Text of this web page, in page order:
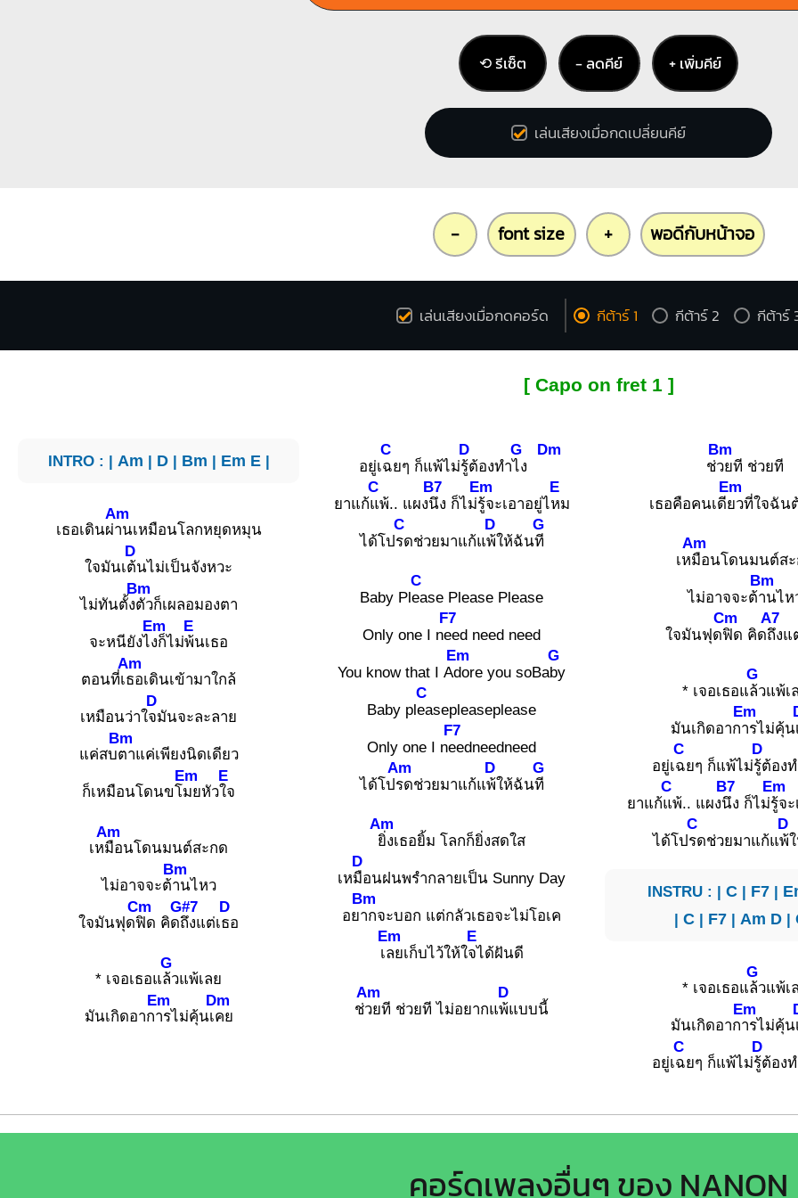
2 3
⟲ รีเซ็ต − ลดคีย์ + เพิ่มคีย์
เล่นเสียงเมื่อกดเปลี่ยนคีย์
- font size + พอดีกับหน้าจอ
เล่นเสียงเมื่อกดคอร์ด กีต้าร์ 1 กีต้าร์ 2 กีต้าร์
[ Capo on fret 1 ]
INTRO : | Am | D| Bm | Em E|
เธอเดินผ่
Am
านเหมือนโลกหยุดหมุน
ใจมันเ
D
ต้นไม่เป็นจังหวะ
ไม่ทันตั้ง
Bm
ตัวก็เผลอมองตา
จะหนียังไ
Em
งก็ไม่
E
พ้นเธอ
ตอนที่เ
Am
ธอเดินเข้ามาใกล้
เหมือนว่าใ
D
จมันจะละลาย
แค่สบ
Bm
ตาแค่เพียงนิดเดียว
ก็เหมือนโดนขโ
Em
มยหัว
E
ใจ
เห
Am
มือนโดนมนต์สะกด
ไม่อาจจะต้
Bm
านไหว
ใจมันฟุด
Cm
ฟิด คิด
G#7
ถึงแต่เ
D
ธอ
* เจอเธอแ
G
ล้วแพ้เลย
มันเกิดอาก
Em
ารไม่คุ้นเ
Dm
คย
อยู่เ
C
ฉยๆ ก็แพ้ไม่
D
รู้ต้องทำ
G
ไง
Dm
ยาแก้
C
แพ้.. แผง
B7
นึง ก็ไม่
Em
รู้จะเอาอยู่ไ
E
หม
ได้โป
C
รดช่วยมาแก้แ
D
พ้ให้ฉัน
G
ที
Baby Pl
C
ease Please Please
Only one I n
F7
eed need need
You know that I A
Em
dore you soBa
G
by
Baby pl
C
easepleaseplease
Only one I n
F7
eedneedneed
ได้โป
Am
รดช่วยมาแก้แ
D
พ้ให้ฉัน
G
ที
Am
ยิ่งเธอยิ้ม โลกก็ยิ่งสดใส
เห
D
มือนฝนพรำกลายเป็น Sunny Day
อย
Bm
ากจะบอก แต่กลัวเธอจะไม่โอเค
เ
Em
ลยเก็บไว้ให้ใ
E
จได้ฝันดี
ช่
Am
วยที ช่วยที ไม่อยากแ
D
พ้แบบนี้
ช่
Bm
วยที ช่วยที
เธอคือคนเดี
Em
ยวที่ใจฉัน
เห
Am
มือนโดนมนต์ส
ไม่อาจจะต้
Bm
านไห
ใจมันฟุด
Cm
ฟิด คิด
A7
ถึงแ
* เจอเธอแ
G
ล้วแพ้เ
มันเกิดอาก
Em
ารไม่คุ้น
อยู่เ
C
ฉยๆ ก็แพ้ไม่
D
รู้ต้อง
ยาแก้
C
แพ้.. แผง
B7
นึง ก็ไม่
Em
รู้จ
ได้โป
C
รดช่วยมาแก้แ
D
พ้
INSTRU : |C | F7 |
| C| F7| Am D|
* เจอเธอแ
G
ล้วแพ้เ
มันเกิดอาก
Em
ารไม่คุ้น
อยู่เ
C
ฉยๆ ก็แพ้ไม่
D
รู้ต้อง
คอร์ดเพลงอื่นๆ ของ NANON